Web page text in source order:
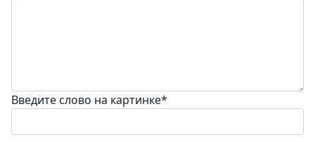
Введите слово на картинке*